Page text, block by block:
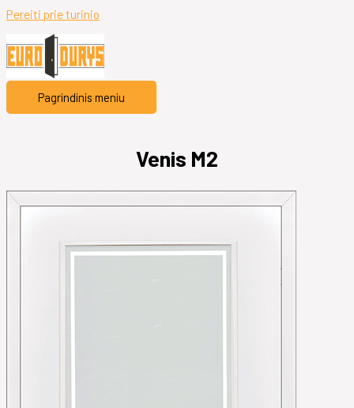
Pereiti prie turinio
Pagrindinis meniu
Venis M2